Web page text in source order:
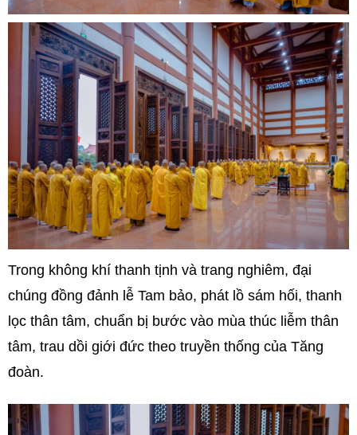
Trong không khí thanh tịnh và trang nghiêm, đại
chúng đồng đảnh lễ Tam bảo, phát lồ sám hối, thanh
lọc thân tâm, chuẩn bị bước vào mùa thúc liễm thân
tâm, trau dồi giới đức theo truyền thống của Tăng
đoàn.